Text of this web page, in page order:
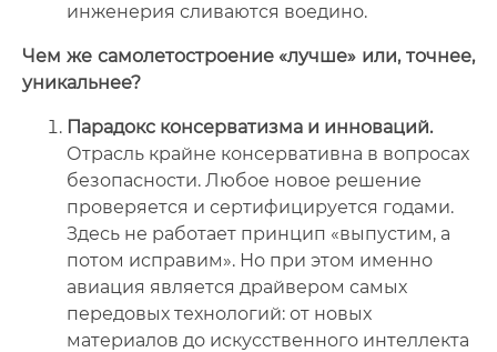
инженерия сливаются воедино.
Чем же самолетостроение «лучше» или, точнее,
уникальнее?
Парадокс консерватизма и инноваций.
Отрасль крайне консервативна в вопросах
безопасности. Любое новое решение
проверяется и сертифицируется годами.
Здесь не работает принцип «выпустим, а
потом исправим». Но при этом именно
авиация является драйвером самых
передовых технологий: от новых
материалов до искусственного интеллекта